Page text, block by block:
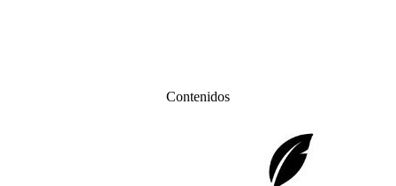
Contenidos